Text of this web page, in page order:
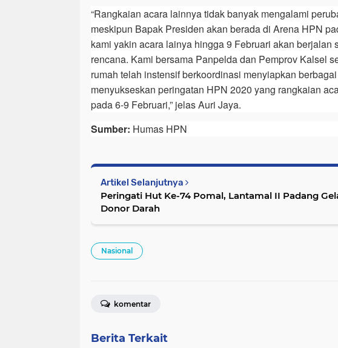
“Rangkaian acara lainnya tidak banyak mengalami
meskipun Bapak Presiden akan berada di Arena HPN
kami yakin acara lainya hingga 9 Februari akan berjalan
rencana. Kami bersama Panpelda dan Pemprov Kalsel
rumah telah instensif berkoordinasi menyiapkan
menyukseskan peringatan HPN 2020 yang rangkaian
pada 6-9 Februari,” jelas Auri Jaya.
Sumber: Humas HPN
Artikel Selanjutnya
Peringati Hut Ke-74 Pomal, Lantamal II Padang
Donor Darah
Nasional
komentar
Berita Terkait